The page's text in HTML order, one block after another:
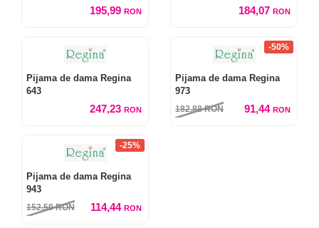
195,99 RON 184,07 RON
Pijama de dama Regina
643
247,23 RON
-50%
Pijama de dama Regina
973
182,88RON 91,44 RON
-25%
Pijama de dama Regina
943
152,59RON 114,44 RON